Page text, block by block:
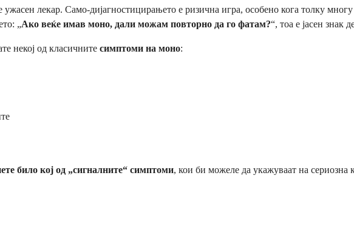
лекар. Само-дијагностицирањето е ризична игра, особено кога толку
„Ако веќе имав моно, дали можам повторно да го фатам?“, тоа е јасен знак
некој од класичните симптоми на моно:
било кој од „сигналните“ симптоми, кои би можеле да укажуваат на сериозна